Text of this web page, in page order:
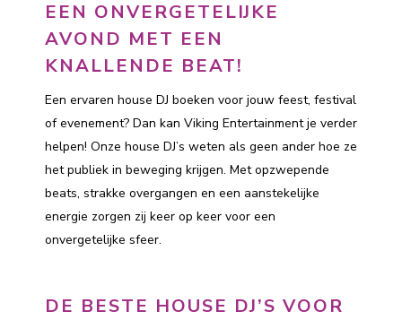
EEN ONVERGETELIJKE
AVOND MET EEN
KNALLENDE BEAT!
Een ervaren house DJ boeken voor jouw feest, festival
of evenement? Dan kan Viking Entertainment je verder
helpen! Onze house DJ’s weten als geen ander hoe ze
het publiek in beweging krijgen. Met opzwepende
beats, strakke overgangen en een aanstekelijke
energie zorgen zij keer op keer voor een
onvergetelijke sfeer.
DE BESTE HOUSE DJ’S VOOR